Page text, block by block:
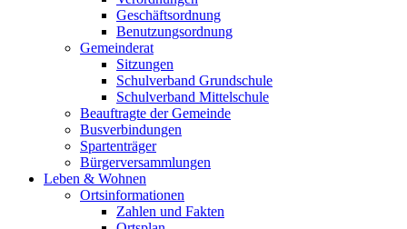
Geschäftsordnung
Benutzungsordnung
Gemeinderat
Sitzungen
Schulverband Grundschule
Schulverband Mittelschule
Beauftragte der Gemeinde
Busverbindungen
Spartenträger
Bürgerversammlungen
Leben & Wohnen
Ortsinformationen
Zahlen und Fakten